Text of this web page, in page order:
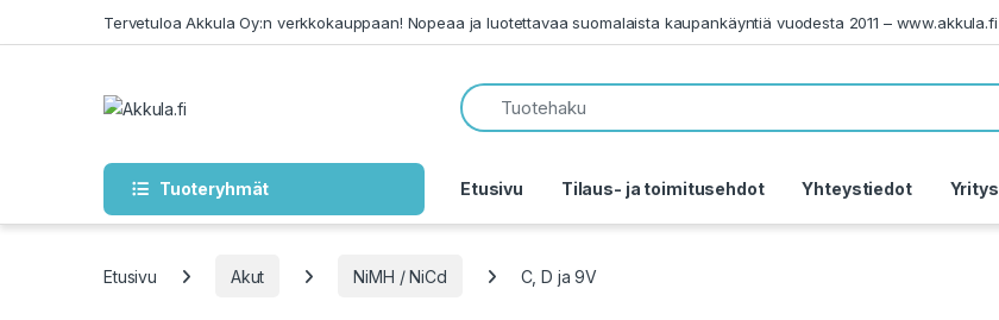
Tervetuloa Akkula Oy:n verkkokauppaan! Nopeaa ja luotettavaa suomalaista kaupankäyntiä vuodesta 2011 – www.akkula.fi
Tuoteryhmät Etusivu Tilaus- ja toimitusehdot Yhteystiedot Yritys
Etusivu Akut NiMH / NiCd C, D ja 9V